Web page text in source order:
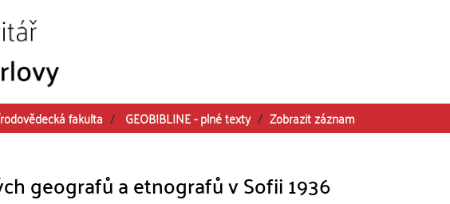
fakulta GEOBIBLINE - plné texty
Zobrazit záznam
geografů a etnografů v Sofii 1936